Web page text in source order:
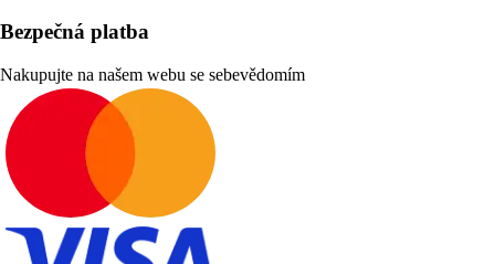
Bezpečná platba
Nakupujte na našem webu se sebevědomím